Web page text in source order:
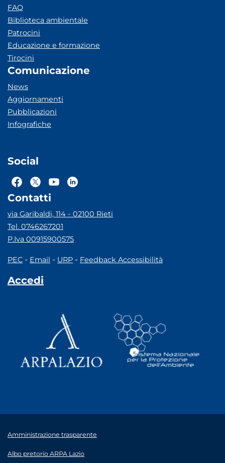
FAQ
Biblioteca ambientale
Patrocini
Educazione e formazione
Tirocini
Comunicazione
News
Aggiornamenti
Pubblicazioni
Infografiche
Social
Contatti
via Garibaldi, 114 - 02100 Rieti
Tel. 0746267201
P.Iva 00915900575
PEC - Email - URP - Feedback Accessibilità
Accedi
Amministrazione trasparente
Albo pretorio ARPA Lazio